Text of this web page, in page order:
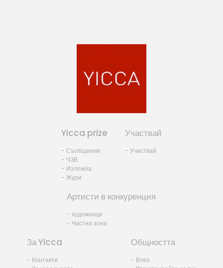
Yicca prize
- Съобщение
- ЧЗВ
- Изложба
- Жури
Участвай
- Участвай
Артисти в конкуренция
- художници
- Частна зона
За Yicca
- Контакти
Общността
- Влез